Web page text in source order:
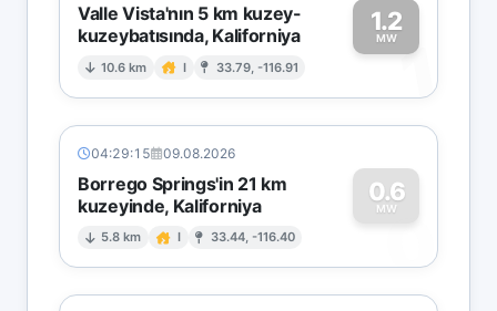
Valle Vista'nın 5 km kuzey-
kuzeybatısında, Kaliforniya
10.6 km I 33.79, -116.91
1.2
MW1
04:29:15 09.08.2026
Borrego Springs'in 21 km
kuzeyinde, Kaliforniya
5.8 km I 33.44, -116.40
0.6
MW
0